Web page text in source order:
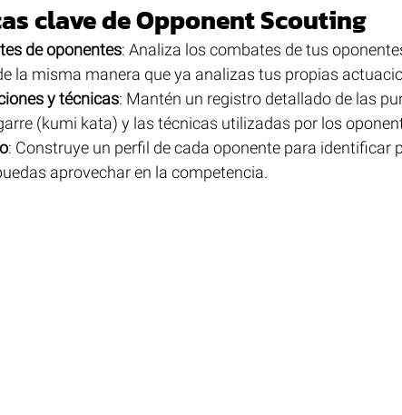
clave de Opponent Scouting
de oponentes: Analiza los combates de tus
la misma manera que ya analizas tus propias
y técnicas: Mantén un registro detallado de las
(kumi kata) y las técnicas utilizadas por los
: Construye un perfil de cada oponente para identificar
aprovechar en la competencia.